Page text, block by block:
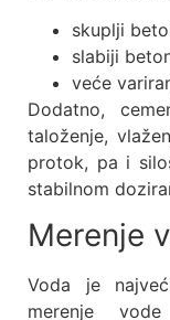
skuplji
slabiji
veće
Dodatno,
taloženje,
protok, pa i
stabilnom
Merenje
Voda je
merenje